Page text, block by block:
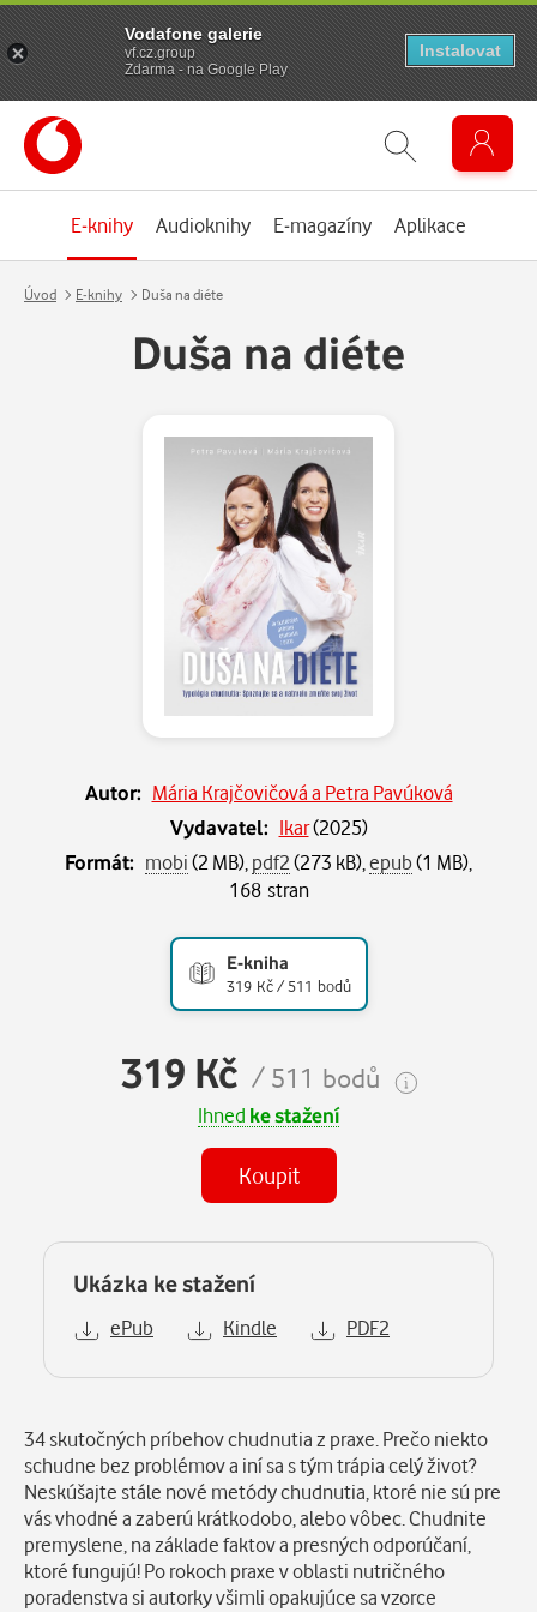
E-knihy Audioknihy E-magazíny Aplikace
Úvod E-knihy Duša na diéte
Duša na diéte
Autor: Mária Krajčovičová a Petra Pavúková
Vydavatel: Ikar(2025)
Formát: mobi(2 MB),pdf2(273 kB),epub(1 MB),
168 stran
E-kniha
319 Kč / 511 bodů
319 Kč / 511 bodů
Ihned ke stažení
Koupit
Ukázka ke stažení
ePub Kindle PDF2
Popis
34 skutočných príbehov chudnutia z praxe. Prečo niekto
schudne bez problémov a iní sa s tým trápia celý život?
Neskúšajte stále nové metódy chudnutia, ktoré nie sú pre
vás vhodné a zaberú krátkodobo, alebo vôbec. Chudnite
premyslene, na základe faktov a presných odporúčaní,
ktoré fungujú! Po rokoch praxe v oblasti nutričného
poradenstva si autorky všimli opakujúce sa vzorce
Vodafone galerie
vf.cz.group
Zdarma - na Google Play
Instalovat